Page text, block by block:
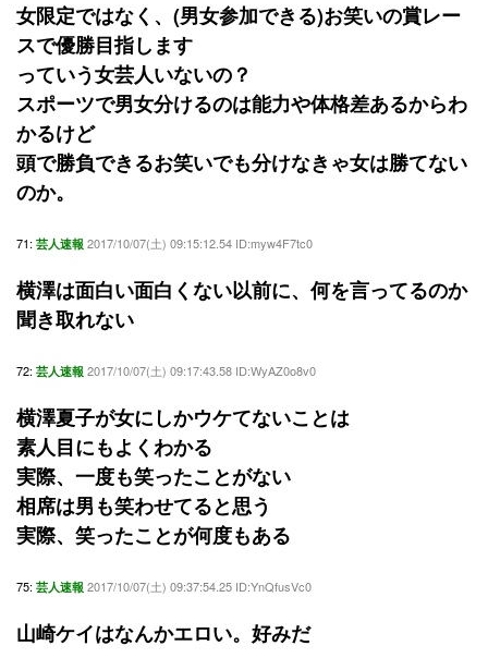
女限定ではなく、(男女参加できる)お笑いの賞レー
スで優勝目指します
っていう女芸人いないの？
スポーツで男女分けるのは能力や体格差あるからわ
かるけど
頭で勝負できるお笑いでも分けなきゃ女は勝てない
のか。
71: 芸人速報 2017/10/07(土) 09:15:12.54 ID:myw4F7tc0
横澤は面白い面白くない以前に、何を言ってるのか
聞き取れない
72: 芸人速報 2017/10/07(土) 09:17:43.58 ID:WyAZ0o8v0
横澤夏子が女にしかウケてないことは
素人目にもよくわかる
実際、一度も笑ったことがない
相席は男も笑わせてると思う
実際、笑ったことが何度もある
75: 芸人速報 2017/10/07(土) 09:37:54.25 ID:YnQfusVc0
山崎ケイはなんかエロい。好みだ